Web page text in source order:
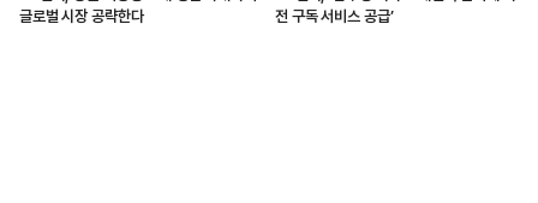
글로벌 시장 공략한다
전 구독 서비스 공급’